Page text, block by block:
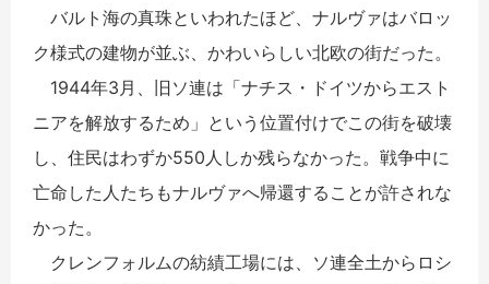
バルト海の真珠といわれたほど、ナルヴァはバロッ
ク様式の建物が並ぶ、かわいらしい北欧の街だった。
1944年3月、旧ソ連は「ナチス・ドイツからエスト
ニアを解放するため」という位置付けでこの街を破壊
し、住民はわずか550人しか残らなかった。戦争中に
亡命した人たちもナルヴァへ帰還することが許されな
かった。
クレンフォルムの紡績工場には、ソ連全土からロシ